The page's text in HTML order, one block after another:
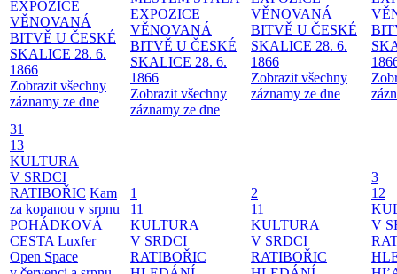
EXPOZICE
VĚNOVANÁ
BITVĚ U ČESKÉ
SKALICE 28. 6.
1866
Zobrazit všechny
záznamy ze dne
EXPOZICE
VĚNOVANÁ
BITVĚ U ČESKÉ
SKALICE 28. 6.
1866
Zobrazit všechny
záznamy ze dne
VĚNOVANÁ
BITVĚ U ČESKÉ
SKALICE 28. 6.
1866
Zobrazit všechny
záznamy ze dne
31
13
KULTURA
V SRDCI
RATIBOŘIC Kam
za kopanou v srpnu
POHÁDKOVÁ
CESTA Luxfer
Open Space
1
11
KULTURA
V SRDCI
RATIBOŘIC
2
11
KULTURA
V SRDCI
RATIBOŘIC
3
12
V